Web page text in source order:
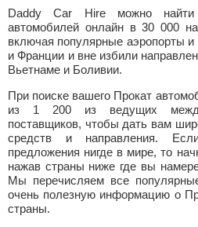
Daddy Car Hire можно
автомобилей онлайн в 30 000
включая популярные аэропорты
и Франции и вне избили
Вьетнаме и Боливии.
При поиске вашего Прокат
из 1 200 из ведущих
поставщиков, чтобы дать вам
средств и направления.
предложения нигде в мире, то
нажав страны ниже где вы
Мы перечисляем все
очень полезную информацию о
страны.